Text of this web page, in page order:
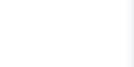
Aarhus udpeget som bevaringsværdige efter